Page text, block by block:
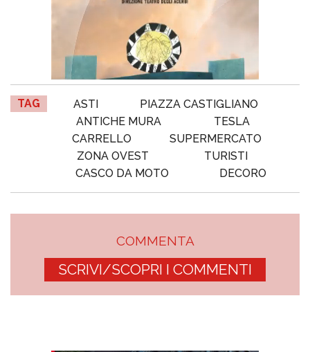
TAG ASTI
PIAZZA CASTIGLIANO
ANTICHE MURA
TESLA
CARRELLO
SUPERMERCATO
ZONA OVEST
TURISTI
CASCO DA MOTO
DECORO
COMMENTA
SCRIVI/SCOPRI I COMMENTI